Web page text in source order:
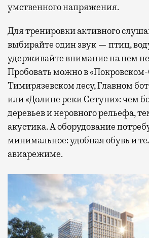
умственного напряжения.
Для тренировки активного
выбирайте один звук — птиц,
удерживайте внимание на нем
Пробовать можно в
Тимирязевском лесу, Главном
или «Долине реки Сетуни»: чем
деревьев и неровного рельефа,
акустика. А оборудование
минимальное: удобная обувь и
авиарежиме.